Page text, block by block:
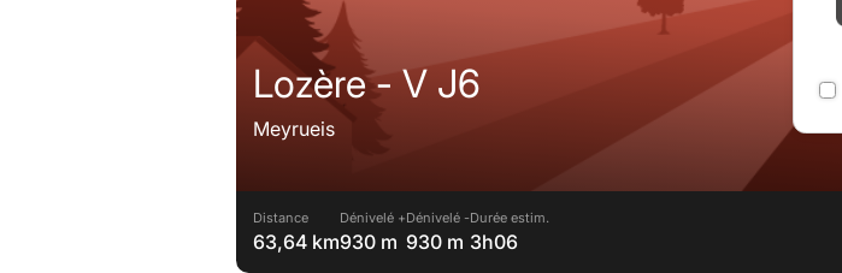
Lozère - V J6
Meyrueis
Distance
63,64 km
Dénivelé +
930 m
Dénivelé -
930 m
Durée estim.
3h06